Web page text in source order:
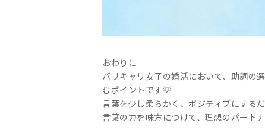
おわりに
バリキャリ女子の婚活において、助詞の
むポイントです💡
言葉を少し柔らかく、ポジティブにする
言葉の力を味方につけて、理想のパート